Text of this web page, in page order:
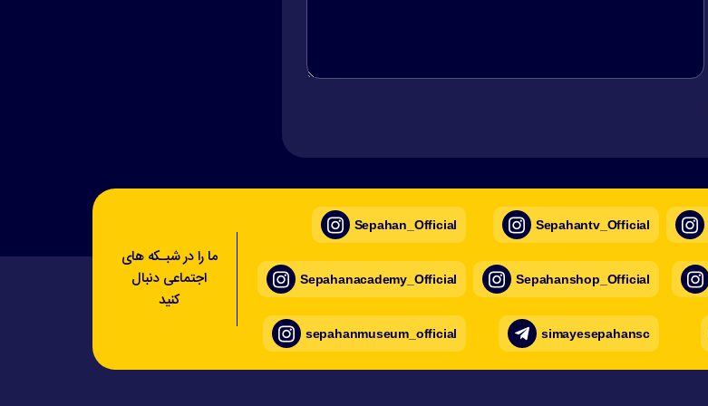
ما را در شبـکه های
اجتماعی دنبال
کنید
Sepahan_Official
Sepahanacademy_Official
sepahanmuseum_official
Sepahantv_Official
Sepahanshop_Official
simayesepahansc